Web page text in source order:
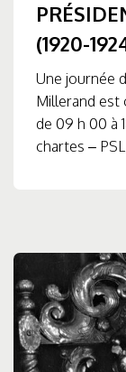
(1920-
Une journée
Millerand est
de 09 h 00 à
chartes –